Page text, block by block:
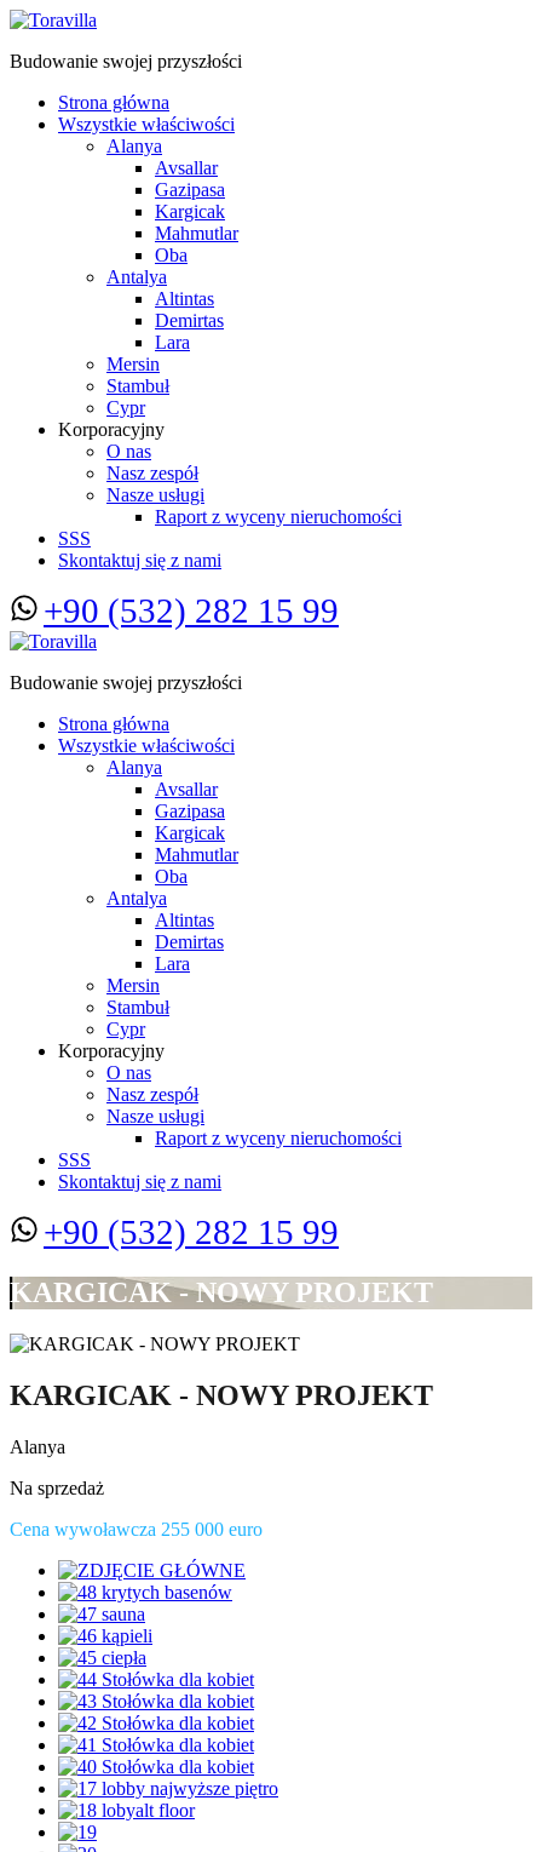
Budowanie swojej przyszłości
Strona główna
Wszystkie właściwości
Alanya
Avsallar
Gazipasa
Kargicak
Mahmutlar
Oba
Antalya
Altintas
Demirtas
Lara
Mersin
Stambuł
Cypr
Korporacyjny
O nas
Nasz zespół
Nasze usługi
Raport z wyceny nieruchomości
SSS
Skontaktuj się z nami
+90 (532) 282 15 99
Budowanie swojej przyszłości
Strona główna
Wszystkie właściwości
Alanya
Avsallar
Gazipasa
Kargicak
Mahmutlar
Oba
Antalya
Altintas
Demirtas
Lara
Mersin
Stambuł
Cypr
Korporacyjny
O nas
Nasz zespół
Nasze usługi
Raport z wyceny nieruchomości
SSS
Skontaktuj się z nami
+90 (532) 282 15 99
KARGICAK - NOWY PROJEKT
KARGICAK - NOWY PROJEKT
Alanya
Na sprzedaż
Cena wywoławcza 255 000 euro